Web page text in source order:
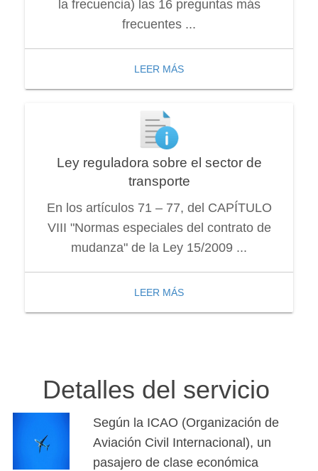
la frecuencia) las 16 preguntas más
frecuentes ...
LEER MÁS
Ley reguladora sobre el sector de
transporte
En los artículos 71 – 77, del CAPÍTULO
VIII "Normas especiales del contrato de
mudanza" de la Ley 15/2009 ...
LEER MÁS
Detalles del servicio
Según la ICAO (Organización de
Aviación Civil Internacional), un
pasajero de clase económica